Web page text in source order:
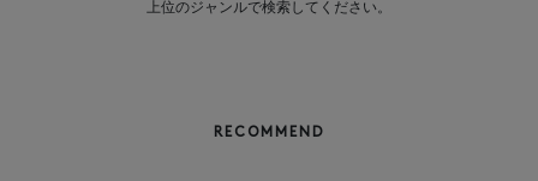
上位のジャンルで検索してください。
RECOMMEND